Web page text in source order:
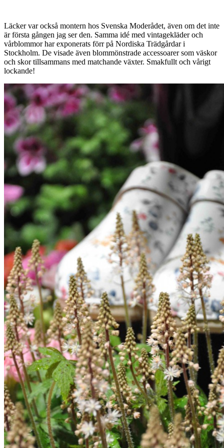
Läcker var också montern hos Svenska Moderådet, även om det inte
är första gången jag ser den. Samma idé med vintagekläder och
vårblommor har exponerats förr på Nordiska Trädgårdar i
Stockholm. De visade även blommönstrade accessoarer som väskor
och skor tillsammans med matchande växter. Smakfullt och vårigt
lockande!